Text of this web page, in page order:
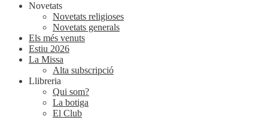
Novetats
Novetats religioses
Novetats generals
Els més venuts
Estiu 2026
La Missa
Alta subscripció
Llibreria
Qui som?
La botiga
El Club